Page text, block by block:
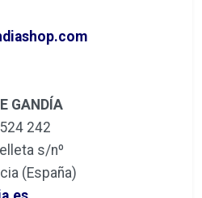
GANDÍA
242
s/nº
(España)